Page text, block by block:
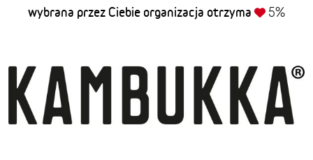
wybrana przez Ciebie organizacja otrzyma 5%